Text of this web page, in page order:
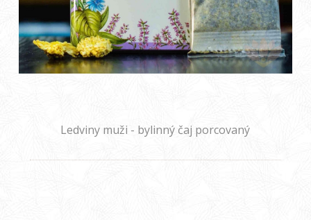
Ledviny muži - bylinný čaj porcovaný